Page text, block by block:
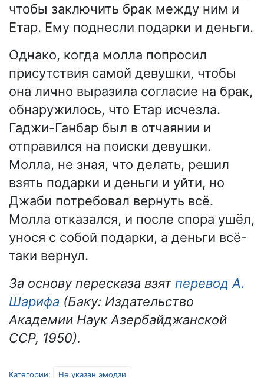
чтобы заключить брак между ним и
Етар. Ему поднесли подарки и деньги.
Однако, когда молла попросил
присутствия самой девушки, чтобы
она лично выразила согласие на брак,
обнаружилось, что Етар исчезла.
Гаджи-Ганбар был в отчаянии и
отправился на поиски девушки.
Молла, не зная, что делать, решил
взять подарки и деньги и уйти, но
Джаби потребовал вернуть всё.
Молла отказался, и после спора ушёл,
унося с собой подарки, а деньги всё-
таки вернул.
За основу пересказа взят перевод А.
Шарифа (Баку: Издательство
Академии Наук Азербайджанской
ССР, 1950).
Категории: Не указан эмодзи